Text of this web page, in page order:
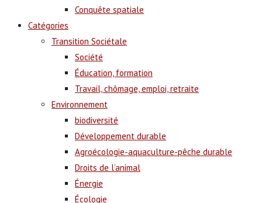
Conquête spatiale
Catégories
Transition Sociétale
Société
Éducation, formation
Travail, chômage, emploi, retraite
Environnement
biodiversité
Développement durable
Agroécologie-aquaculture-pêche durable
Droits de l’animal
Énergie
Écologie